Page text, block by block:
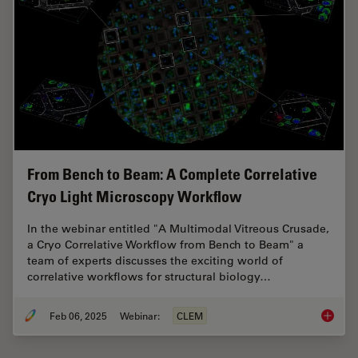
From Bench to Beam: A Complete Correlative
Cryo Light Microscopy Workflow
In the webinar entitled "A Multimodal Vitreous Crusade,
a Cryo Correlative Workflow from Bench to Beam" a
team of experts discusses the exciting world of
correlative workflows for structural biology…
Feb 06, 2025 Webinar: CLEM From